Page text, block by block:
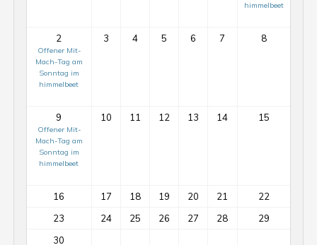
himmelbeet
2
Offener Mit-
Mach-Tag am
Sonntag im
himmelbeet
3 4 5 6 7 8
9
Offener Mit-
Mach-Tag am
Sonntag im
himmelbeet
10 11 12 13 14 15
16 17 18 19 20 21
22
23
24 25 26 27 28
29
30